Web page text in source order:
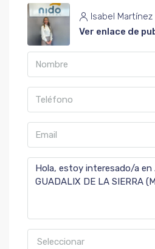
Isabel Martínez
Ver enlace de
Seleccionar